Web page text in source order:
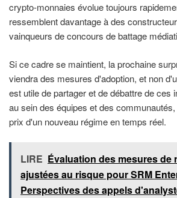
crypto-monnaies évolue toujours
ressemblent davantage à des
vainqueurs de concours de battage
Si ce cadre se maintient, la prochaine
viendra des mesures d'adoption, et non
est utile de partager et de débattre de ces
au sein des équipes et des
prix d'un nouveau régime en temps réel.
LIRE Évaluation des mesures de
ajustées au risque pour SRM
Perspectives des appels